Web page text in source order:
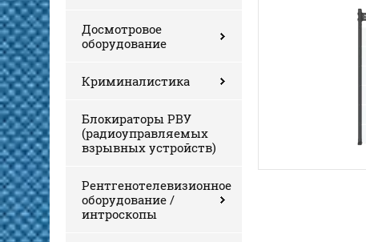
Досмотровое
оборудование
Криминалистика
Блокираторы РВУ
(радиоуправляемых
взрывных устройств)
Рентгенотелевизионное
оборудование /
интроскопы